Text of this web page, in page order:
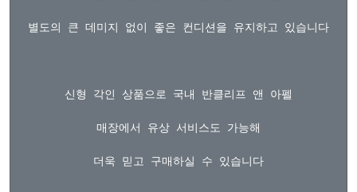
별도의 큰 데미지 없이 좋은 컨디션을 유지하고 있습니다
신형 각인 상품으로 국내 반클리프 앤 아펠
매장에서 유상 서비스도 가능해
더욱 믿고 구매하실 수 있습니다